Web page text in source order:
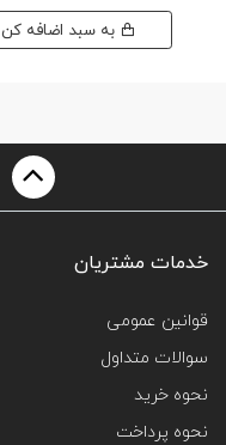
خدمات مشتریان
قوانین عمومی
سوالات متداول
نحوه خرید
نحوه پرداخت